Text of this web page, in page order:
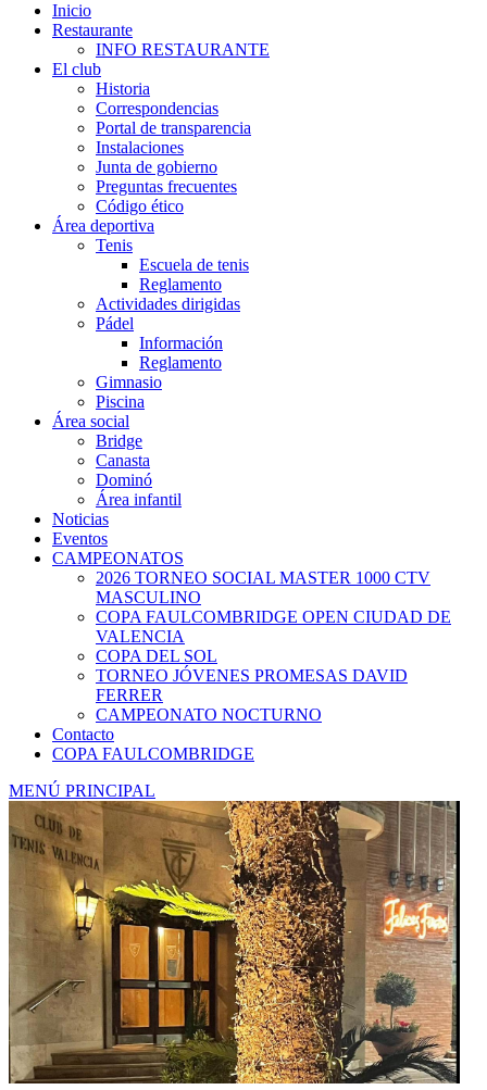
Inicio
Restaurante
INFO RESTAURANTE
El club
Historia
Correspondencias
Portal de transparencia
Instalaciones
Junta de gobierno
Preguntas frecuentes
Código ético
Área deportiva
Tenis
Escuela de tenis
Reglamento
Actividades dirigidas
Pádel
Información
Reglamento
Gimnasio
Piscina
Área social
Bridge
Canasta
Dominó
Área infantil
Noticias
Eventos
CAMPEONATOS
2026 TORNEO SOCIAL MASTER 1000 CTV
MASCULINO
COPA FAULCOMBRIDGE OPEN CIUDAD DE
VALENCIA
COPA DEL SOL
TORNEO JÓVENES PROMESAS DAVID
FERRER
CAMPEONATO NOCTURNO
Contacto
COPA FAULCOMBRIDGE
MENÚ PRINCIPAL